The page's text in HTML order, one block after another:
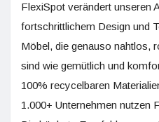
FlexiSpot verändert unseren
fortschrittlichem Design und
Möbel, die genauso nahtlos,
sind wie gemütlich und
100% recycelbaren
1.000+ Unternehmen nutzen